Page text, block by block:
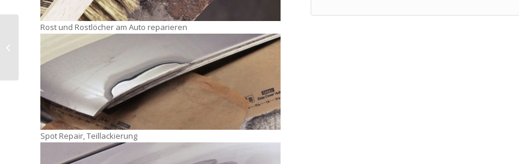
Rost und Rostlöcher am Auto reparieren
Spot Repair, Teillackierung
Film – SET Frontspoiler
Ganzlackierung